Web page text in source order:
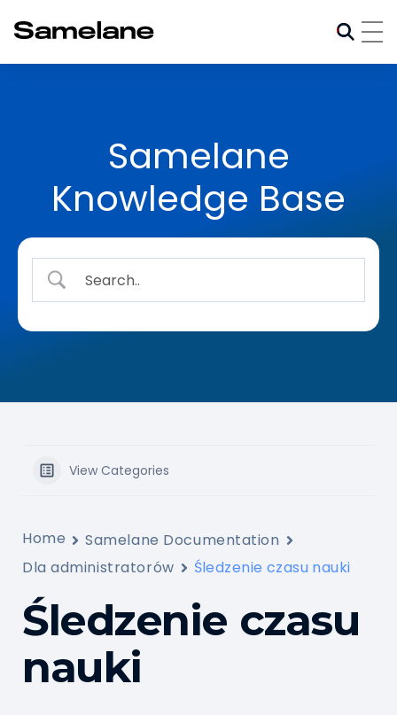
Samelane
Knowledge Base
View Categories
Home
Samelane Documentation
Dla administratorów
Śledzenie czasu nauki
Śledzenie czasu
nauki